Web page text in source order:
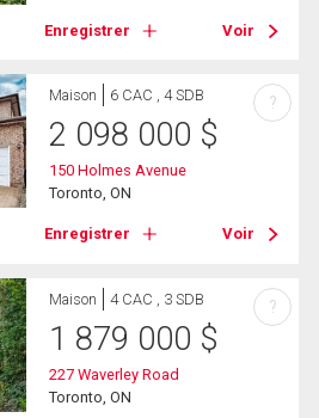
Enregistrer Voir
Maison 6 CAC , 4 SDB
2 098 000 $
150 Holmes Avenue
Toronto, ON
Enregistrer Voir
?
Maison 4 CAC , 3 SDB
1 879 000 $
227 Waverley Road
Toronto, ON
?